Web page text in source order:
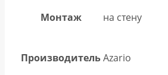
Монтаж на стену
ПроизводительAzario